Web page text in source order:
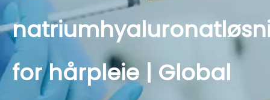
for hårpleie | Global